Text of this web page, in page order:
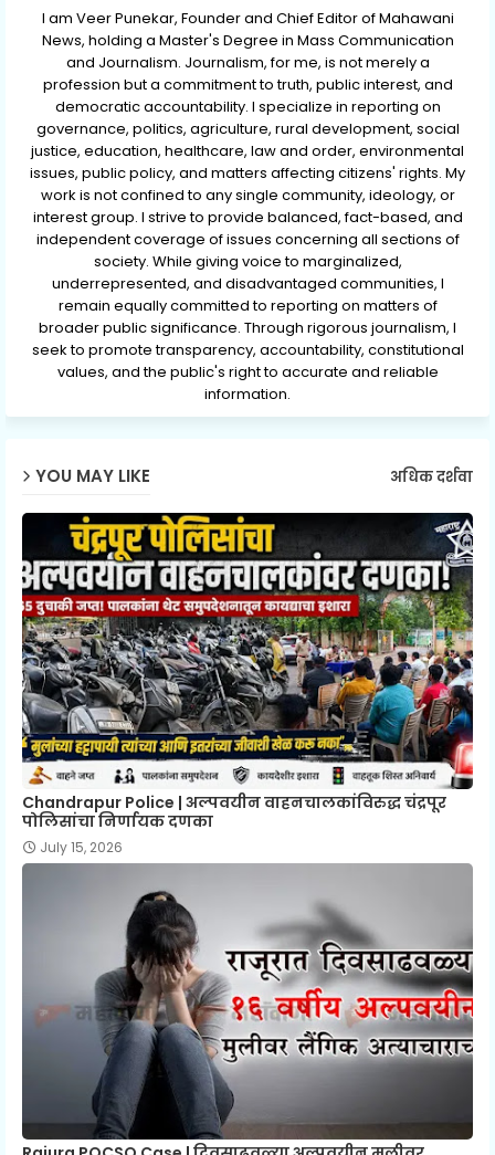
I am Veer Punekar, Founder and Chief Editor of Mahawani
News, holding a Master's Degree in Mass Communication
and Journalism. Journalism, for me, is not merely a
profession but a commitment to truth, public interest, and
democratic accountability. I specialize in reporting on
governance, politics, agriculture, rural development, social
justice, education, healthcare, law and order, environmental
issues, public policy, and matters affecting citizens' rights. My
work is not confined to any single community, ideology, or
interest group. I strive to provide balanced, fact-based, and
independent coverage of issues concerning all sections of
society. While giving voice to marginalized,
underrepresented, and disadvantaged communities, I
remain equally committed to reporting on matters of
broader public significance. Through rigorous journalism, I
seek to promote transparency, accountability, constitutional
values, and the public's right to accurate and reliable
information.
YOU MAY LIKE अधिक दर्शवा
Chandrapur Police | अल्पवयीन वाहनचालकांविरुद्ध चंद्रपूर
पोलिसांचा निर्णायक दणका
July 15, 2026